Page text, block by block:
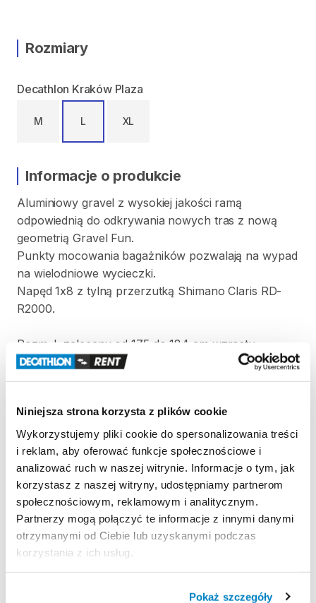
Niniejsza strona korzysta z plików cookie
Wykorzystujemy pliki cookie do spersonalizowania treści
i reklam, aby oferować funkcje społecznościowe i
analizować ruch w naszej witrynie. Informacje o tym, jak
korzystasz z naszej witryny, udostępniamy partnerom
społecznościowym, reklamowym i analitycznym.
Partnerzy mogą połączyć te informacje z innymi danymi
otrzymanymi od Ciebie lub uzyskanymi podczas
korzystania z ich usług.
Pokaż szczegóły
Rozmiary
Decathlon Kraków Plaza
M L XL
Informacje o produkcie
Aluminiowy gravel z wysokiej jakości ramą
odpowiednią do odkrywania nowych tras z nową
geometrią Gravel Fun.
Punkty mocowania bagażników pozwalają na wypad
na wielodniowe wycieczki.
Napęd 1x8 z tylną przerzutką Shimano Claris RD-
R2000.
Rozm. L zalecany od 175 do 184 cm wzrostu
Strona produktu w sklepie
Zasady wypożyczenia
REGULAMIN
Regulamin wypożyczalni
KAUCJA
Nie pobieramy kaucji za wypożyczenie tego